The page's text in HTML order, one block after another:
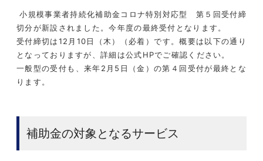
小規模事業者持続化補助金コロナ特別対応型 第５回受付締
切分が新設されました。今年度の最終受付となります。
受付締切は12月10日（木）（必着）です。概要は以下の通り
となっておりますが、詳細は公式HPでご確認ください。
一般型の受付も、来年2月5日（金）の第４回受付が最終とな
ります。
補助金の対象となるサービス